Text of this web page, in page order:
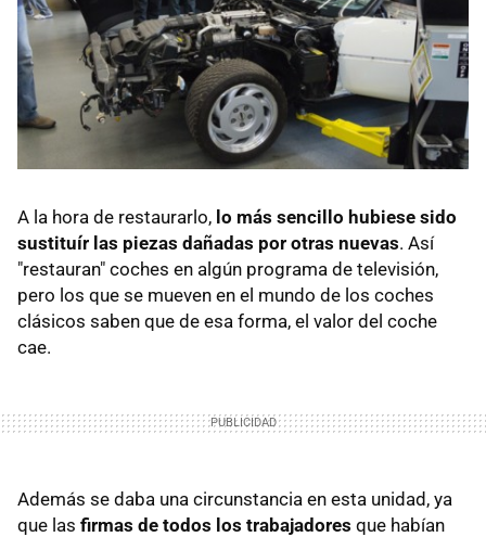
A la hora de restaurarlo, lo más sencillo hubiese sido
sustituír las piezas dañadas por otras nuevas. Así
"restauran" coches en algún programa de televisión,
pero los que se mueven en el mundo de los coches
clásicos saben que de esa forma, el valor del coche
cae.
Además se daba una circunstancia en esta unidad, ya
que las firmas de todos los trabajadores que habían